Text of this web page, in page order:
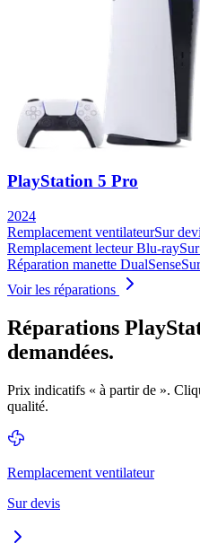
PlayStation 5 Pro
2024
Remplacement ventilateurSur
Remplacement lecteur Blu-ray
Réparation manette DualSense
Voir les réparations
Réparations
demandées.
Prix indicatifs « à partir de ».
qualité.
Remplacement ventilateur
Sur devis